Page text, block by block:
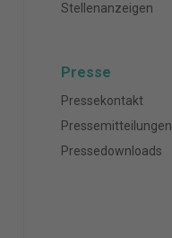
Stellenanzeigen
Presse
Pressekontakt
Pressemitteilungen
Pressedownloads